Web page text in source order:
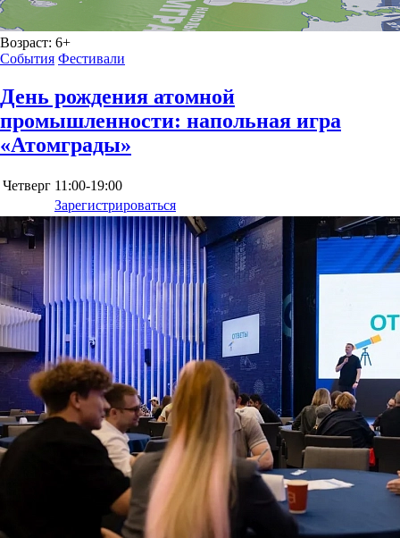
Возраст: 6+
События Фестивали
День рождения атомной
промышленности: напольная игра
«Атомграды»
Четверг 11:00-19:00
Зарегистрироваться